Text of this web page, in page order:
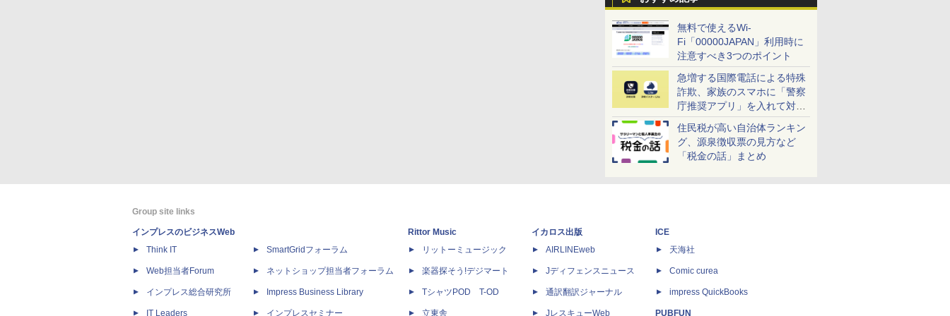
無料で使えるWi-
Fi「00000JAPAN」利用時に
注意すべき3つのポイント
急増する国際電話による特殊
詐欺、家族のスマホに「警察
庁推奨アプリ」を入れて対策
しよう！
住民税が高い自治体ランキン
グ、源泉徴収票の見方など
「税金の話」まとめ
Group site links
インプレスのビジネスWeb
Think IT
Web担当者Forum
インプレス総合研究所
IT Leaders
SmartGridフォーラム
ネットショップ担当者フォーラム
Impress Business Library
インプレスセミナー
Rittor Music
リットーミュージック
楽器探そう!デジマート
TシャツPOD T-OD
立東舎
イカロス出版
AIRLINEweb
Jディフェンスニュース
通訳翻訳ジャーナル
JレスキューWeb
ICE
天海社
Comic curea
impress QuickBooks
PUBFUN